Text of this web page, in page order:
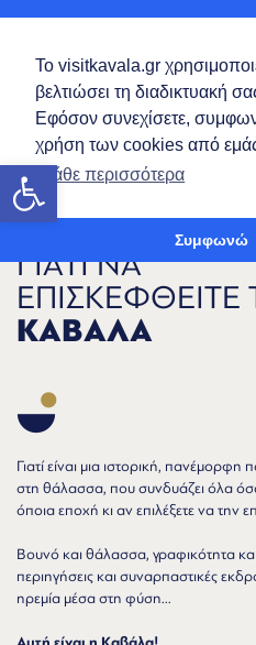
Το visitkavala.gr
βελτιώσει τη διαδικτυακή
Εφόσον συνεχίσετε,
χρήση των cookies από
Μάθε περισσότερα
Συμφωνώ
Ανοίξτε τη γραμμή εργαλείων
ΓΙΑΤΙ ΝΑ
ΕΠΙΣΚΕΦΘΕΙΤΕ
ΚΑΒΑΛΑ
Γιατί είναι μια ιστορική,
στη θάλασσα, που συνδυάζει όλα
όποια εποχή κι αν επιλέξετε να την
Βουνό και θάλασσα, γραφικότητα
περιηγήσεις και συναρπαστικές
ηρεμία μέσα στη φύση...